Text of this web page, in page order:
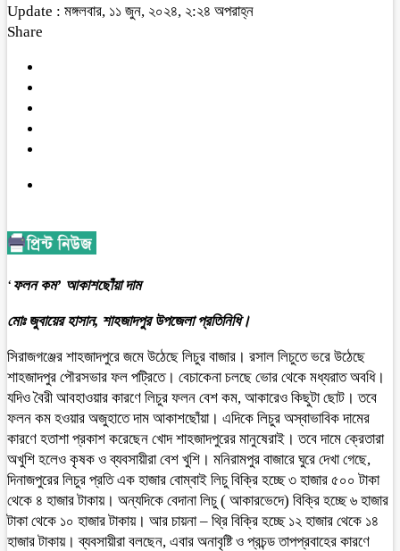
Update : মঙ্গলবার, ১১ জুন, ২০২৪, ২:২৪ অপরাহ্ন
Share
‘ফলন কম’ আকাশছোঁয়া দাম
মোঃ জুবায়ের হাসান, শাহজাদপুর উপজেলা প্রতিনিধি।
সিরাজগঞ্জের শাহজাদপুরে জমে উঠেছে লিচুর বাজার। রসাল লিচুতে ভরে উঠেছে
শাহজাদপুর পৌরসভার ফল পট্রিতে। বেচাকেনা চলছে ভোর থেকে মধ্যরাত অবধি।
যদিও বৈরী আবহাওয়ার কারণে লিচুর ফলন বেশ কম, আকারেও কিছুটা ছোট। তবে
ফলন কম হওয়ার অজুহাতে দাম আকাশছোঁয়া। এদিকে লিচুর অস্বাভাবিক দামের
কারণে হতাশা প্রকাশ করেছেন খোদ শাহজাদপুরের মানুষেরাই। তবে দামে ক্রেতারা
অখুশি হলেও কৃষক ও ব্যবসায়ীরা বেশ খুশি। মনিরামপুর বাজারে ঘুরে দেখা গেছে,
দিনাজপুরের লিচুর প্রতি এক হাজার বোম্বাই লিচু বিক্রি হচ্ছে ৩ হাজার ৫০০ টাকা
থেকে ৪ হাজার টাকায়। অন্যদিকে বেদানা লিচু ( আকারভেদে) বিক্রি হচ্ছে ৬ হাজার
টাকা থেকে ১০ হাজার টাকায়। আর চায়না – থ্রি বিক্রি হচ্ছে ১২ হাজার থেকে ১৪
হাজার টাকায়। ব্যবসায়ীরা বলছেন, এবার অনাবৃষ্টি ও প্রচন্ড তাপপ্রবাহের কারণে